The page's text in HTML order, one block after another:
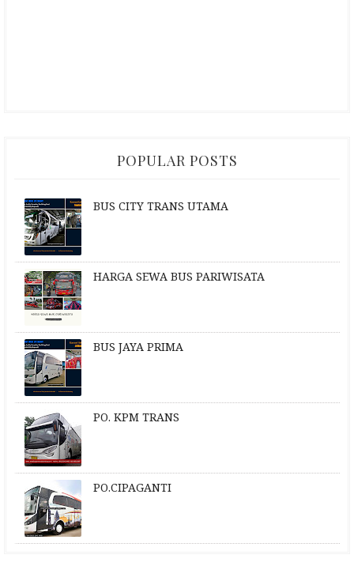
POPULAR POSTS
BUS CITY TRANS UTAMA
HARGA SEWA BUS PARIWISATA
BUS JAYA PRIMA
PO. KPM TRANS
PO.CIPAGANTI